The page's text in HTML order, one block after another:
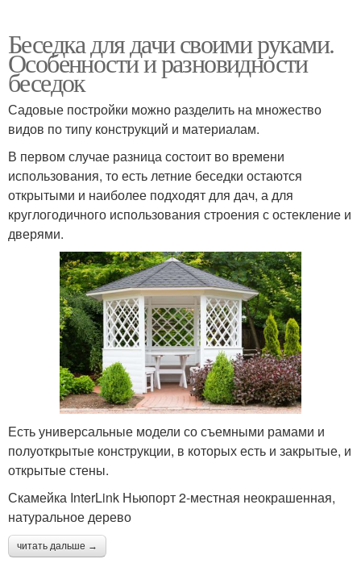
Беседка для дачи своими руками.
Особенности и разновидности
беседок
Садовые постройки можно разделить на множество
видов по типу конструкций и материалам.
В первом случае разница состоит во времени
использования, то есть летние беседки остаются
открытыми и наиболее подходят для дач, а для
круглогодичного использования строения с остекление и
дверями.
Есть универсальные модели со съемными рамами и
полуоткрытые конструкции, в которых есть и закрытые, и
открытые стены.
Скамейка InterLink Ньюпорт 2-местная неокрашенная,
натуральное дерево
читать дальше →